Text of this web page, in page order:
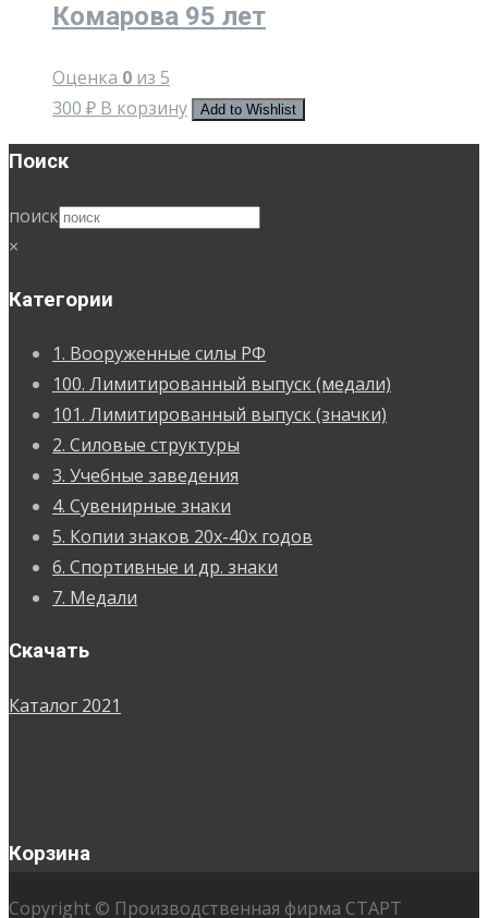
Комарова 95 лет
Оценка 0 из 5
300 ₽ В корзину Add to Wishlist
Поиск
поиск
×
Категории
1. Вооруженные силы РФ
100. Лимитированный выпуск (медали)
101. Лимитированный выпуск (значки)
2. Силовые структуры
3. Учебные заведения
4. Сувенирные знаки
5. Копии знаков 20х-40х годов
6. Спортивные и др. знаки
7. Медали
Скачать
Каталог 2021
Корзина
Copyright © Производственная фирма СТАРТ